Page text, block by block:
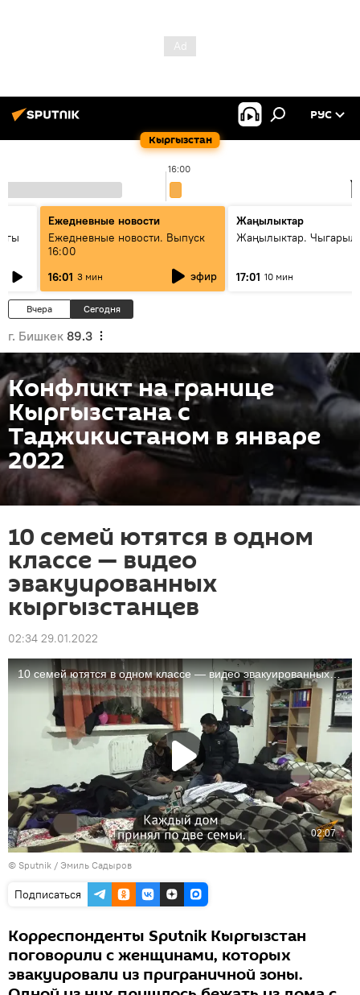
Кыргызстан
РУС
16:00
Ежедневные новости
Ежедневные новости. Выпуск
16:00
16:01 3 мин эфир
Жаңылыктар
Жаңылыктар.
17:01 10 мин
Вчера Сегодня
г. Бишкек 89.3
Конфликт на границе
Кыргызстана с
Таджикистаном в январе
2022
10 семей ютятся в одном
классе — видео
эвакуированных
кыргызстанцев
02:34 29.01.2022
© Sputnik / Эмиль Садыров
Подписаться
Корреспонденты Sputnik Кыргызстан
поговорили с женщинами, которых
эвакуировали из приграничной зоны.